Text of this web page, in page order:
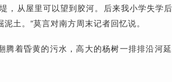
，从屋里可以望到胶河。后来我小学失学
土。”莫言对南方周末记者回忆说。
腾着昏黄的污水，高大的杨树一排排沿河